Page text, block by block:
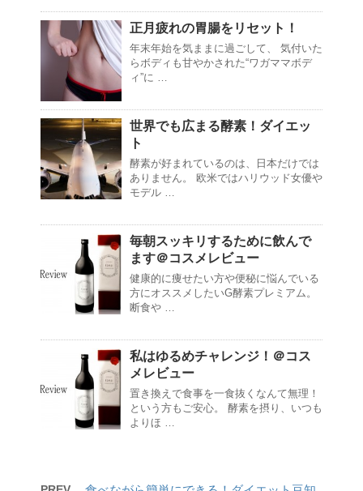
正月疲れの胃腸をリセット！
年末年始を気ままに過ごして、 気付いた
らボディも甘やかされた“ワガママボデ
ィ”に …
世界でも広まる酵素！ダイエッ
ト
酵素が好まれているのは、日本だけでは
ありません。 欧米ではハリウッド女優や
モデル …
毎朝スッキリするために飲んで
ます＠コスメレビュー
健康的に痩せたい方や便秘に悩んでいる
方にオススメしたいG酵素プレミアム。
断食や …
私はゆるめチャレンジ！＠コス
メレビュー
置き換えで食事を一食抜くなんて無理！
という方もご安心。 酵素を摂り、いつも
よりほ …